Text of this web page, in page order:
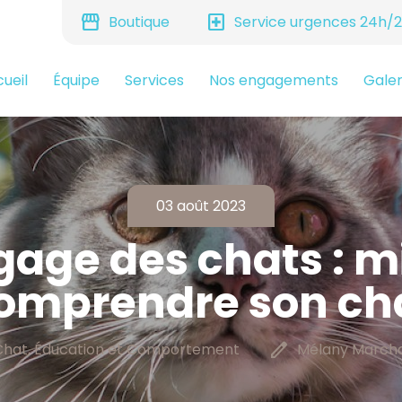
storefront Boutique local_hospital Service urgences 24h/
Équipe Services Nos engagements
03 août 2023
des chats :
son
Éducation et Comportement edit Mélany